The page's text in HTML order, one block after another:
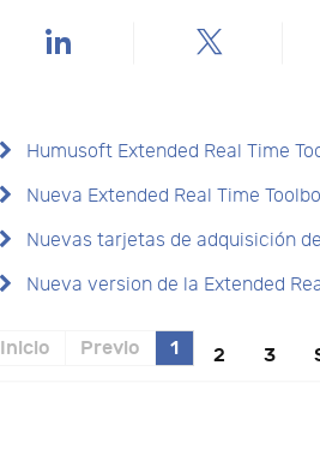
Humusoft Extended Real Time
Nueva Extended Real Time
Nuevas tarjetas de adquisición
Nueva version de la Extended
Inicio Previo 1 2 3